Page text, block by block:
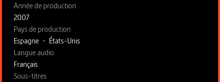
Année de production
2007
Pays de production
Espagne • États-Unis
Langue audio
Français
Sous-titres